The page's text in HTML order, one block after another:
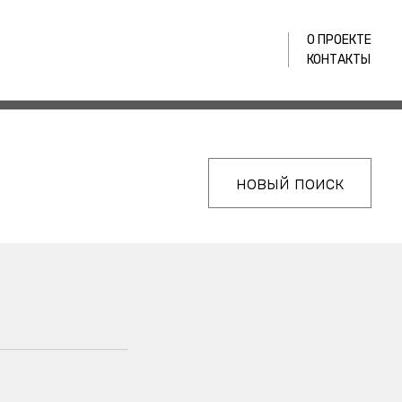
О ПРОЕКТЕ
КОНТАКТЫ
новый поиск